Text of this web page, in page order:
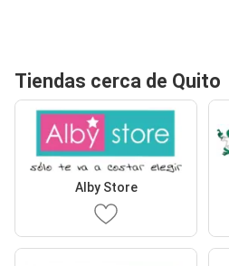
Tiendas cerca de Quito
Alby Store